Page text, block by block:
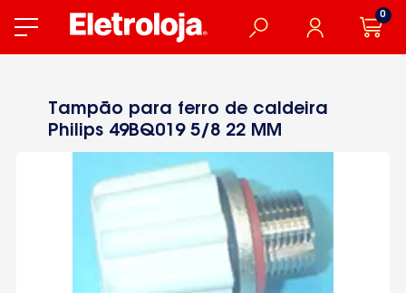
0
Tampão para ferro de caldeira
Philips 49BQ019 5/8 22 MM